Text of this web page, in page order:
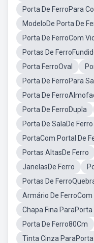
Porta De FerroPara
ModeloDe Porta De
Porta De FerroCom
Portas De
Porta FerroOval
Porta De FerroPara
Porta De
Porta De FerroDupla
Porta De SalaDe
PortaCom Portal De
Portas AltasDe Ferro
JanelasDe Ferro
Portas De
Armário De FerroCom
Chapa Fina ParaPorta
Porta De Ferro80Cm
Tinta Cinza ParaPorta